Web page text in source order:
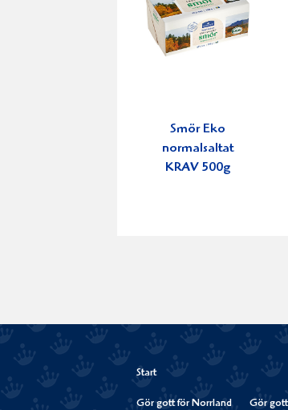
Smör Eko
normalsaltat
KRAV 500g
Start
Gör gott för Norrland Gör